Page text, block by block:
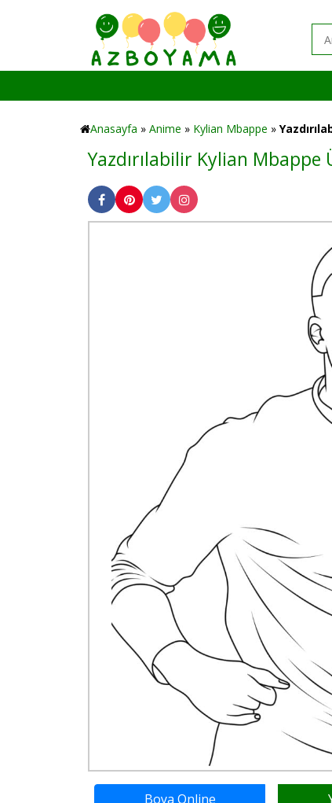
Anasayfa » Anime » Kylian Mbappe »
Yazdırılabilir Kylian Mbappe
Boya Online